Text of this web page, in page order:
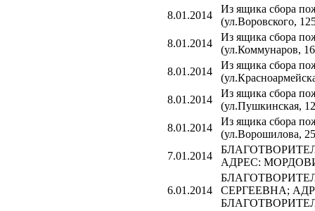
8.01.2014
Из ящика сбора
(ул.Воровского,
8.01.2014
Из ящика сбора
(ул.Коммунаров,
8.01.2014
Из ящика сбора
8.01.2014
Из ящика сбора
(ул.Пушкинская,
8.01.2014
Из ящика сбора
(ул.Ворошилова,
7.01.2014
АДРЕС:
6.01.2014
СЕРГЕЕВНА;